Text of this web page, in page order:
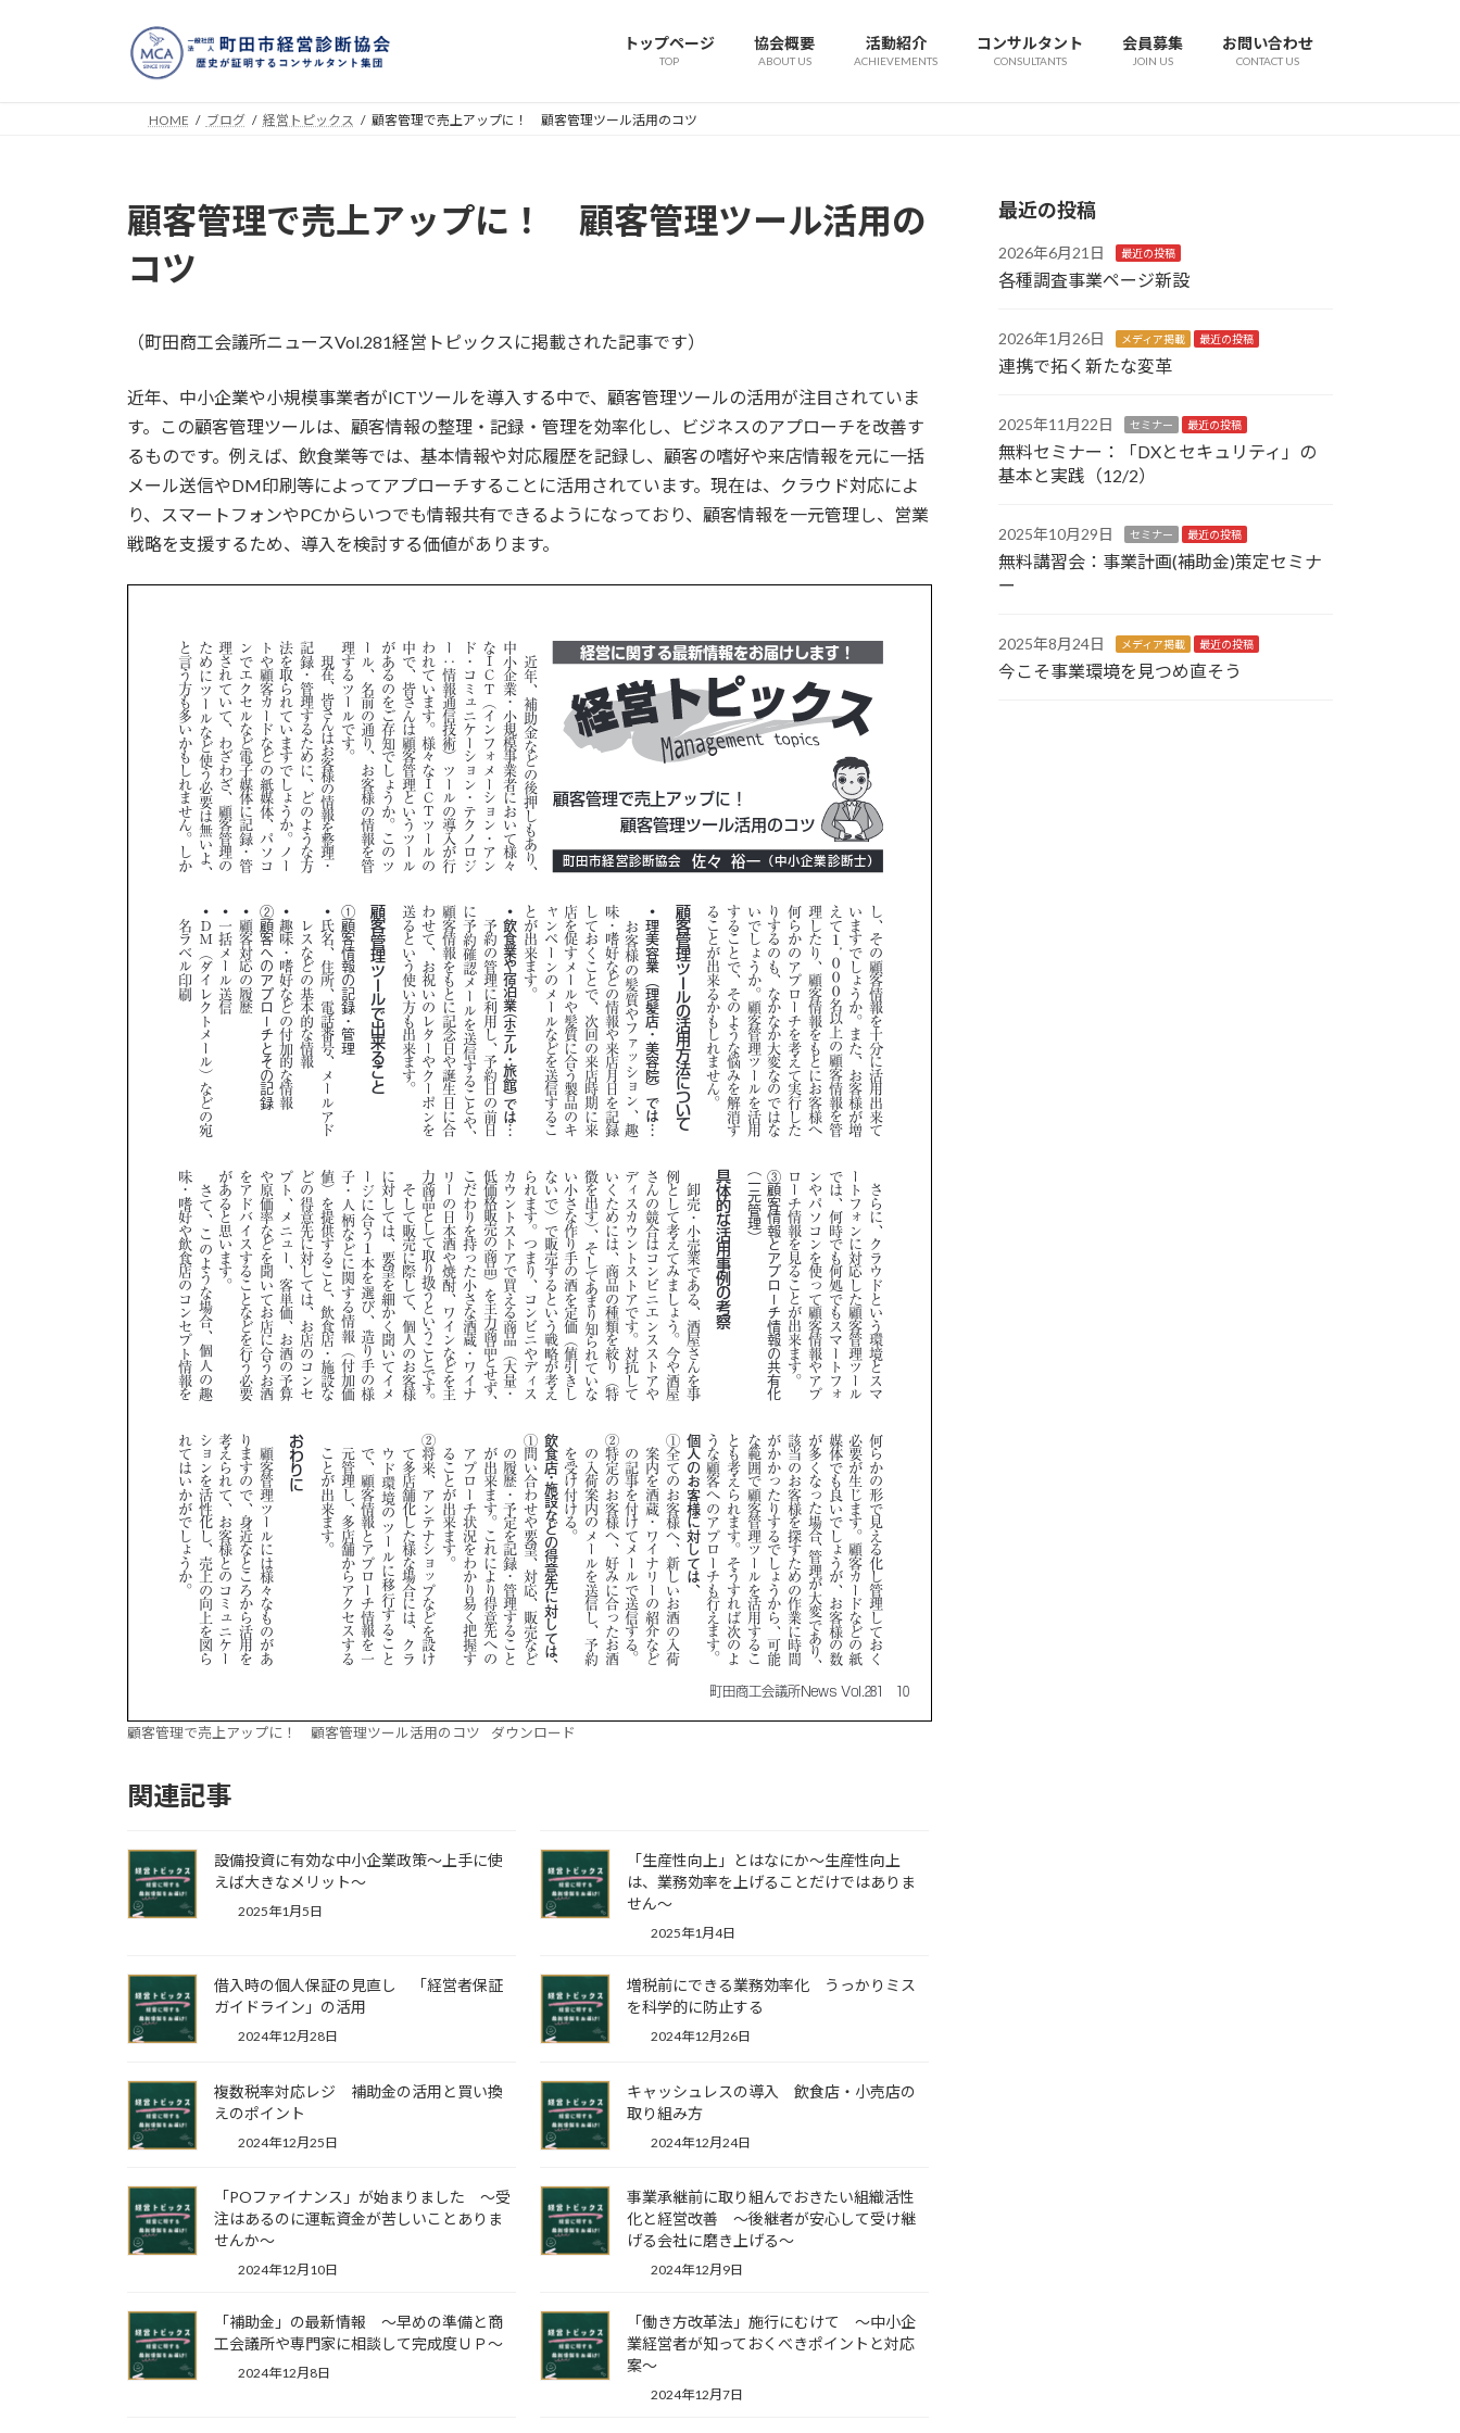
トップページ
TOP
協会概要
ABOUT US
活動紹介
ACHIEVEMENTS
コンサルタント
CONSULTANTS
会員募集
JOIN US
お問い合わせ
CONTACT US
HOME ブログ 経営トピックス 顧客管理で売上アップに！ 顧客管理ツール活用のコツ
顧客管理で売上アップに！ 顧客管理ツール活用の
コツ
（町田商工会議所ニュースVol.281経営トピックスに掲載された記事です）
近年、中小企業や小規模事業者がICTツールを導入する中で、顧客管理ツールの活用が注目されていま
す。この顧客管理ツールは、顧客情報の整理・記録・管理を効率化し、ビジネスのアプローチを改善す
るものです。例えば、飲食業等では、基本情報や対応履歴を記録し、顧客の嗜好や来店情報を元に一括
メール送信やDM印刷等によってアプローチすることに活用されています。現在は、クラウド対応によ
り、スマートフォンやPCからいつでも情報共有できるようになっており、顧客情報を一元管理し、営業
戦略を支援するため、導入を検討する価値があります。
顧客管理で売上アップに！ 顧客管理ツール活用のコツ ダウンロード
関連記事
設備投資に有効な中小企業政策～上手に使
えば大きなメリット～
2025年1月5日
「生産性向上」とはなにか～生産性向上
は、業務効率を上げることだけではありま
せん～
2025年1月4日
借入時の個人保証の見直し 「経営者保証
ガイドライン」の活用
2024年12月28日
増税前にできる業務効率化 うっかりミス
を科学的に防止する
2024年12月26日
複数税率対応レジ 補助金の活用と買い換
えのポイント
2024年12月25日
キャッシュレスの導入 飲食店・小売店の
取り組み方
2024年12月24日
「POファイナンス」が始まりました ～受
注はあるのに運転資金が苦しいことありま
せんか～
2024年12月10日
事業承継前に取り組んでおきたい組織活性
化と経営改善 ～後継者が安心して受け継
げる会社に磨き上げる～
2024年12月9日
「補助金」の最新情報 ～早めの準備と商
工会議所や専門家に相談して完成度ＵＰ～
2024年12月8日
「働き方改革法」施行にむけて ～中小企
業経営者が知っておくべきポイントと対応
案～
2024年12月7日
最近の投稿
2026年6月21日 最近の投稿
各種調査事業ページ新設
2026年1月26日 メディア掲載 最近の投稿
連携で拓く新たな変革
2025年11月22日 セミナー 最近の投稿
無料セミナー：「DXとセキュリティ」の
基本と実践（12/2）
2025年10月29日 セミナー 最近の投稿
無料講習会：事業計画(補助金)策定セミナ
ー
2025年8月24日 メディア掲載 最近の投稿
今こそ事業環境を見つめ直そう